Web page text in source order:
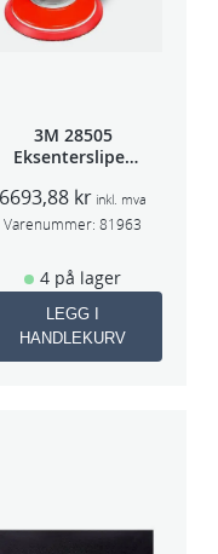
3M 28505
Eksentersliper
2,5mm slag
75mm
6693,88 kr inkl. mva
Varenummer: 81963
4 på lager
LEGG I
HANDLEKURV